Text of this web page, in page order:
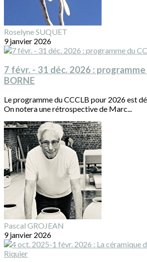
Roselyne SUQUET
9 janvier 2026
7 févr. - 31 déc. 2026 : programme
BORNE
Le programme du CCCLB pour 2026 est
On notera une rétrospective de Marc...
Pascal GROJEAN
9 janvier 2026